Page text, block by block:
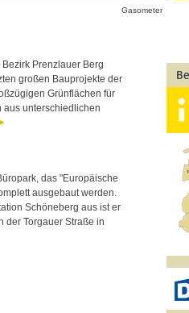
Gasometer
Prenzlauer Berg
großen Bauprojekte der
Grünflächen für
aus unterschiedlichen
das "Europäische
ausgebaut werden.
Schöneberg aus ist er
der Torgauer Straße in